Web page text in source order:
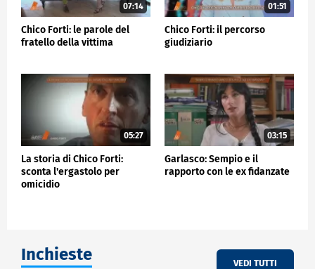
07:14
Chico Forti: le parole del
fratello della vittima
01:51
Chico Forti: il percorso
giudiziario
05:27
La storia di Chico Forti:
sconta l'ergastolo per
omicidio
03:15
Garlasco: Sempio e il
rapporto con le ex fidanzate
Inchieste VEDI TUTTI